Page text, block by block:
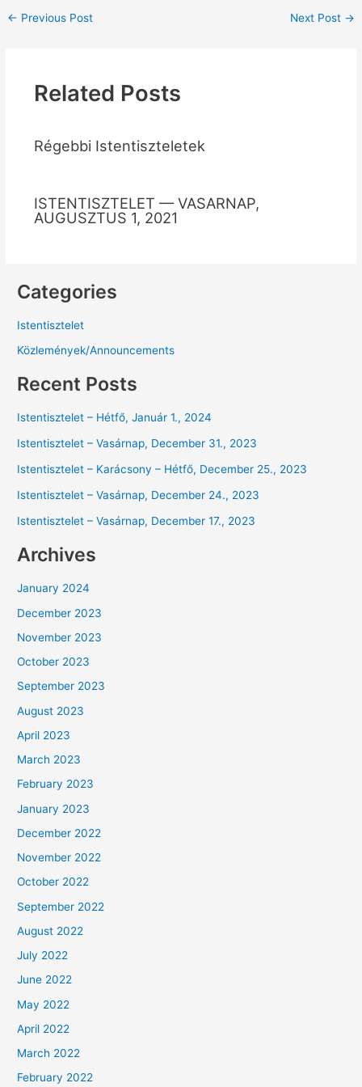
← Previous Post Next Post →
Related Posts
Régebbi Istentiszteletek
ISTENTISZTELET — VASARNAP,
AUGUSZTUS 1, 2021
Categories
Istentisztelet
Közlemények/Announcements
Recent Posts
Istentisztelet – Hétfő, Január 1., 2024
Istentisztelet – Vasárnap, December 31., 2023
Istentisztelet – Karácsony – Hétfő, December 25., 2023
Istentisztelet – Vasárnap, December 24., 2023
Istentisztelet – Vasárnap, December 17., 2023
Archives
January 2024
December 2023
November 2023
October 2023
September 2023
August 2023
April 2023
March 2023
February 2023
January 2023
December 2022
November 2022
October 2022
September 2022
August 2022
July 2022
June 2022
May 2022
April 2022
March 2022
February 2022